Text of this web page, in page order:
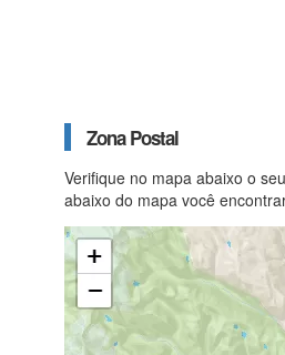
Zona Postal
Verifique no mapa abaixo o
abaixo do mapa você